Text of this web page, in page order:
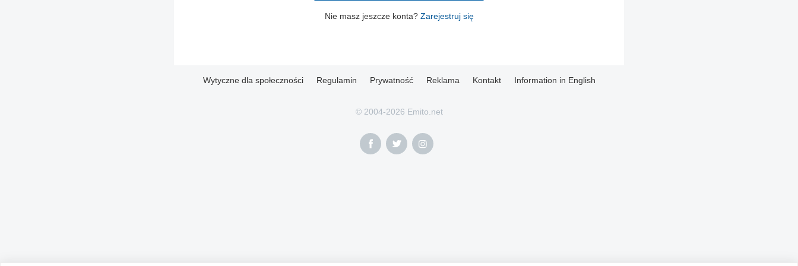
Nie masz jeszcze konta? Zarejestruj się
Wytyczne dla społeczności Regulamin Prywatność Reklama Kontakt Information in English
© 2004-2026 Emito.net